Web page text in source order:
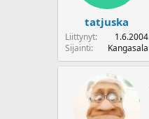
tatjuska
Liittynyt
1.6.2004
Sijainti
Kangasala